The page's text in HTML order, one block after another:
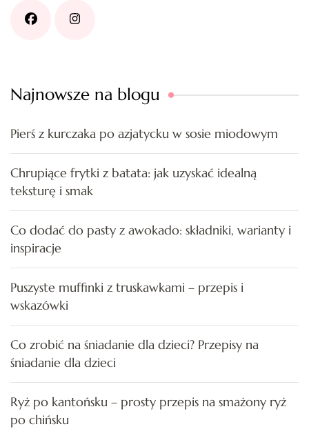
Najnowsze na blogu
Pierś z kurczaka po azjatycku w sosie miodowym
Chrupiące frytki z batata: jak uzyskać idealną
teksturę i smak
Co dodać do pasty z awokado: składniki, warianty i
inspiracje
Puszyste muffinki z truskawkami – przepis i
wskazówki
Co zrobić na śniadanie dla dzieci? Przepisy na
śniadanie dla dzieci
Ryż po kantońsku – prosty przepis na smażony ryż
po chińsku